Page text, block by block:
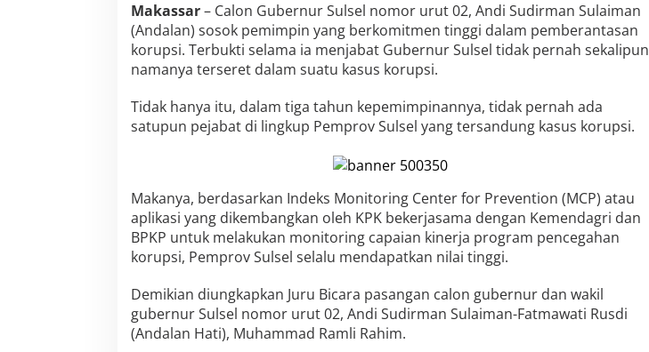
e
r
n
a
h
e
r
a
t
T
i
p
o
r
,
Makassar– Calon Gubernur Sulsel nomor urut 02, Andi Sudirman Sulaiman
(Andalan) sosok pemimpin yang berkomitmen tinggi dalam pemberantasan
korupsi. Terbukti selama ia menjabat Gubernur Sulsel tidak pernah sekalipun
namanya terseret dalam suatu kasus korupsi.
Tidak hanya itu, dalam tiga tahun kepemimpinannya, tidak pernah ada
satupun pejabat di lingkup Pemprov Sulsel yang tersandung kasus korupsi.
Makanya, berdasarkan Indeks Monitoring Center for Prevention (MCP) atau
aplikasi yang dikembangkan oleh KPK bekerjasama dengan Kemendagri dan
BPKP untuk melakukan monitoring capaian kinerja program pencegahan
korupsi, Pemprov Sulsel selalu mendapatkan nilai tinggi.
Demikian diungkapkan Juru Bicara pasangan calon gubernur dan wakil
gubernur Sulsel nomor urut 02, Andi Sudirman Sulaiman-Fatmawati Rusdi
(Andalan Hati), Muhammad Ramli Rahim.